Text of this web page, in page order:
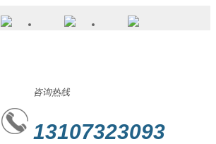
咨询热线
13107323093